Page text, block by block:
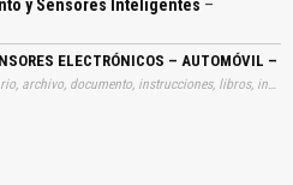
y Sensores Inteligentes –
ELECTRÓNICOS – AUTOMÓVIL